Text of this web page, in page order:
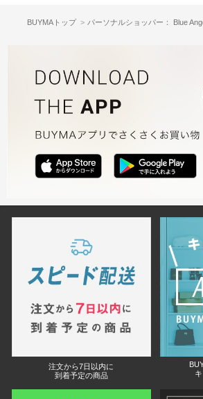
BUYMAトップ パーソナルショッパー： Blue
注文から7日以内に
到着予定の商品